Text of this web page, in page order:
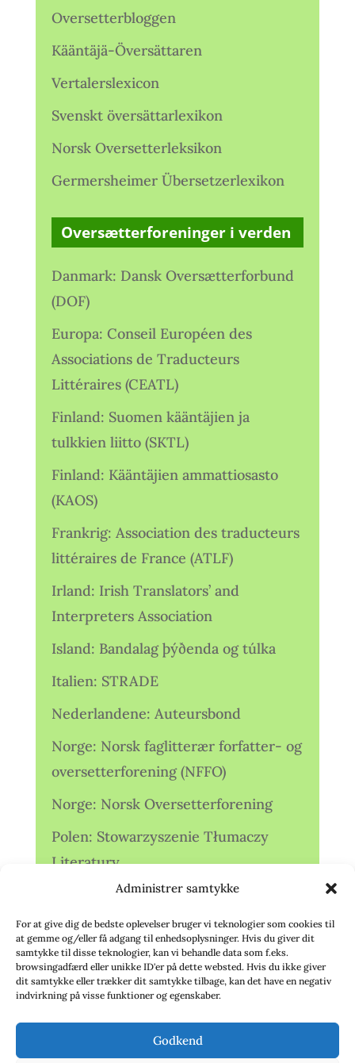
Administrer samtykke
For at give dig de bedste oplevelser bruger vi teknologier som cookies til
at gemme og/eller få adgang til enhedsoplysninger. Hvis du giver dit
samtykke til disse teknologier, kan vi behandle data som f.eks.
browsingadfærd eller unikke ID'er på dette websted. Hvis du ikke giver
dit samtykke eller trækker dit samtykke tilbage, kan det have en negativ
indvirkning på visse funktioner og egenskaber.
Godkend
Oversetterbloggen
Kääntäjä-Översättaren
Vertalerslexicon
Svenskt översättarlexikon
Norsk Oversetterleksikon
Germersheimer Übersetzerlexikon
Oversætterforeninger i verden
Danmark: Dansk Oversætterforbund
(DOF)
Europa: Conseil Européen des
Associations de Traducteurs
Littéraires (CEATL)
Finland: Suomen kääntäjien ja
tulkkien liitto (SKTL)
Finland: Kääntäjien ammattiosasto
(KAOS)
Frankrig: Association des traducteurs
littéraires de France (ATLF)
Irland: Irish Translators’ and
Interpreters Association
Island: Bandalag þýðenda og túlka
Italien: STRADE
Nederlandene: Auteursbond
Norge: Norsk faglitterær forfatter- og
oversetterforening (NFFO)
Norge: Norsk Oversetterforening
Polen: Stowarzyszenie Tłumaczy
Literatury
Storbritannien: Translators
Association (TA)
Sverige: Översättarsektionen (Ö.)
Sverige: Översättarcentrum (ÖC)
deutschsprachiger Übersetzer (VdÜ)